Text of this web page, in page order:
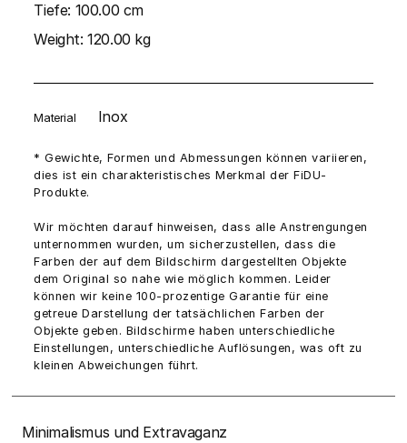
Tiefe: 100.00 cm
Weight:120.00 kg
Material Inox
* Gewichte, Formen und Abmessungen können variieren,
dies ist ein charakteristisches Merkmal der FiDU-
Produkte.
Wir möchten darauf hinweisen, dass alle Anstrengungen
unternommen wurden, um sicherzustellen, dass die
Farben der auf dem Bildschirm dargestellten Objekte
dem Original so nahe wie möglich kommen. Leider
können wir keine 100-prozentige Garantie für eine
getreue Darstellung der tatsächlichen Farben der
Objekte geben. Bildschirme haben unterschiedliche
Einstellungen, unterschiedliche Auflösungen, was oft zu
kleinen Abweichungen führt.
Minimalismus und Extravaganz